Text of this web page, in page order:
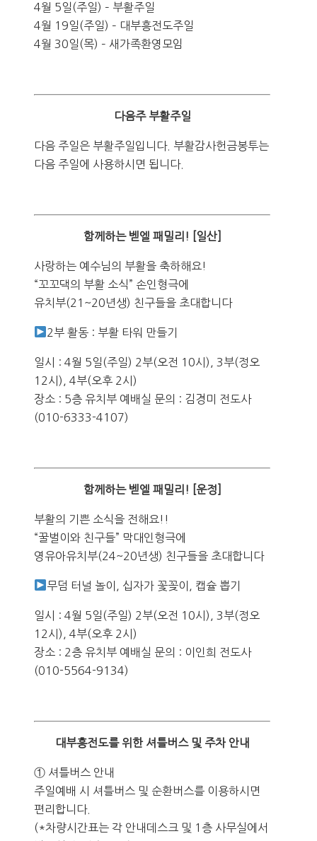
4월 5일(주일) – 부활주일
4월 19일(주일) – 대부흥전도주일
4월 30일(목) – 새가족환영모임
다음주 부활주일
다음 주일은 부활주일입니다. 부활감사헌금봉투는
다음 주일에 사용하시면 됩니다.
함께하는 벧엘 패밀리! [일산]
사랑하는 예수님의 부활을 축하해요!
“꼬꼬댁의 부활 소식” 손인형극에
유치부(21~20년생) 친구들을 초대합니다
2부 활동 : 부활 타워 만들기
일시 : 4월 5일(주일) 2부(오전 10시), 3부(정오
12시), 4부(오후 2시)
장소 : 5층 유치부 예배실 문의 : 김경미 전도사
(010-6333-4107)
함께하는 벧엘 패밀리! [운정]
부활의 기쁜 소식을 전해요!!
“꿀벌이와 친구들” 막대인형극에
영유아유치부(24~20년생) 친구들을 초대합니다
무덤 터널 놀이, 십자가 꽃꽂이, 캡슐 뽑기
일시 : 4월 5일(주일) 2부(오전 10시), 3부(정오
12시), 4부(오후 2시)
장소 : 2층 유치부 예배실 문의 : 이인희 전도사
(010-5564-9134)
대부흥전도를 위한 셔틀버스 및 주차 안내
① 셔틀버스 안내
주일예배 시 셔틀버스 및 순환버스를 이용하시면
편리합니다.
(*차량시간표는 각 안내데스크 및 1층 사무실에서